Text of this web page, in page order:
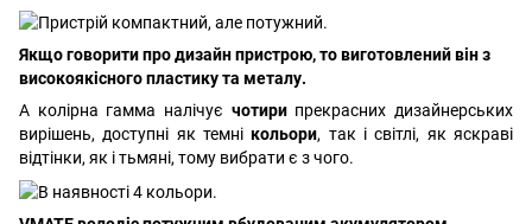
Якщо говорити про дизайн пристрою, то виготовлений він з
високоякісного пластику та металу.
А колірна гамма налічує чотири прекрасних дизайнерських
вирішень, доступні як темнікольори, так і світлі, як яскраві
відтінки, як і тьмяні, тому вибрати є з чого.